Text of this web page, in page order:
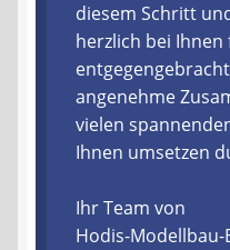
Elektro- und
Öle- und
Vereine & Foren
Kontakt
diesem Schritt
herzlich bei Ihnen
angenehme
vielen
Ihnen umsetzen
Ihr Team von
Hodis-Modellbau-